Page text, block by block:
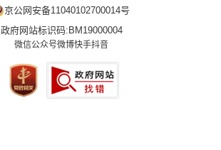
京公网安备11040102700014号
政府网站标识码:BM19000004
微信公众号微博快手抖音